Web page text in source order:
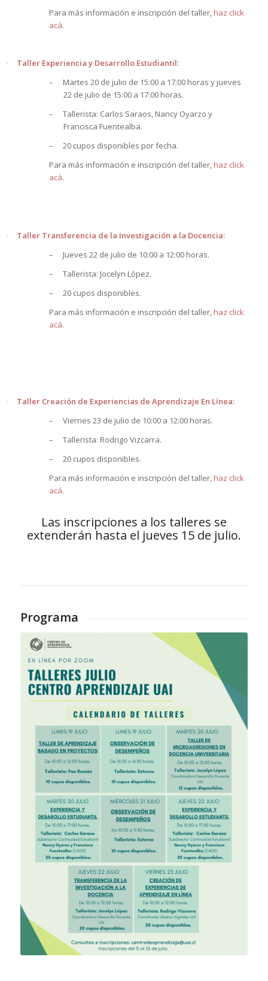
Para más información e inscripción del taller, haz click
acá.
·
Taller Experiencia y Desarrollo Estudiantil:
–
Martes 20 de julio de 15:00 a 17:00 horas y jueves
22 de julio de 15:00 a 17:00 horas.
–
Tallerista: Carlos Saraos, Nancy Oyarzo y
Francisca Fuentealba.
–
20 cupos disponibles por fecha.
Para más información e inscripción del taller, haz click
acá.
·
Taller Transferencia de la Investigación a la Docencia:
–
Jueves 22 de julio de 10:00 a 12:00 horas.
–
Tallerista: Jocelyn López.
–
20 cupos disponibles.
Para más información e inscripción del taller, haz click
acá.
·
Taller Creación de Experiencias de Aprendizaje En Línea:
–
Viernes 23 de julio de 10:00 a 12:00 horas.
–
Tallerista: Rodrigo Vizcarra.
–
20 cupos disponibles.
Para más información e inscripción del taller, haz click
acá.
Las inscripciones a los talleres se
extenderán hasta el jueves 15 de julio.
Programa